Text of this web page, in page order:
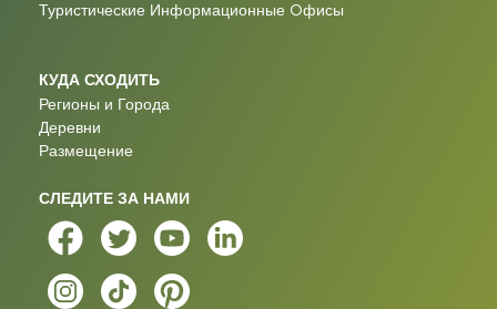
Туристические Информационные Oфисы
КУДА СХОДИТЬ
Регионы и Города
Деревни
Размещение
СЛЕДИТЕ ЗА НАМИ